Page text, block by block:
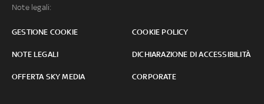
Note legali:
GESTIONE COOKIE COOKIE POLICY
NOTE LEGALI DICHIARAZIONE DI ACCESSIBILITÀ
OFFERTA SKY MEDIA CORPORATE